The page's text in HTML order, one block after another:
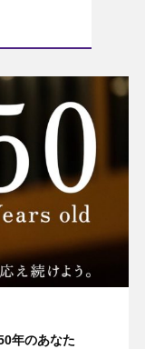
年のあなた